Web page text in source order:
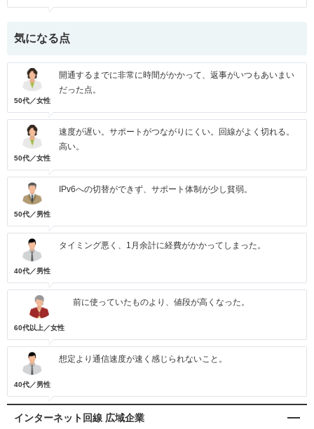
気になる点
50代／女性
開通するまでに非常に時間がかかって、返事がいつもあいまい
だった点。
50代／女性
速度が遅い。サポートがつながりにくい。回線がよく切れる。
高い。
50代／男性
IPv6への切替ができず、サポート体制が少し貧弱。
40代／男性
タイミング悪く、1月余計に経費がかかってしまった。
60代以上／女性
前に使っていたものより、値段が高くなった。
40代／男性
想定より通信速度が速く感じられないこと。
インターネット回線 広域企業